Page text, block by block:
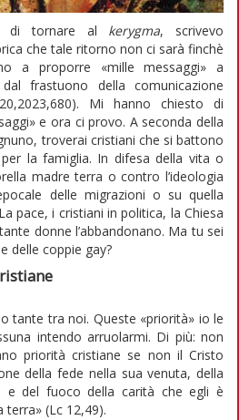
di tornare al kerygma, scrivevo
che tale ritorno non ci sarà finchè
a proporre «mille messaggi» a
frastuono della comunicazione
Mi hanno chiesto di
e ora ci provo. A seconda della
troverai cristiani che si battono
la famiglia. In difesa della vita o
madre terra o contro l’ideologia
delle migrazioni o su quella
pace, i cristiani in politica, la Chiesa
donne l’abbandonano. Ma tu sei
delle coppie gay?
tante tra noi. Queste «priorità» io le
intendo arruolarmi. Di più: non
priorità cristiane se non il Cristo
della fede nella sua venuta, della
e del fuoco della carità che egli è
(Lc 12,49).